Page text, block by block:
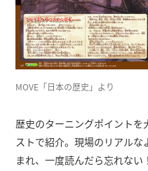
MOVE「日本の歴史」より
歴史のターニングポイント
ストで紹介。現場のリアル
まれ、一度読んだら忘れない！